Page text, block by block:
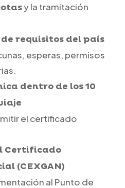
y la tramitación
requisitos del país
esperas, permisos
dentro de los 10
el certificado
Certificado
(CEXGAN)
al Punto de